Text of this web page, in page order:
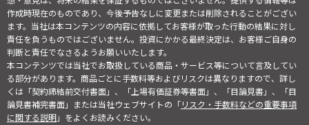
作成時現在のものであり、今後予告なしに変更または削除されることがござい
ます。当社は本コンテンツの内容に依拠してお客様が取った行動の結果に対し
責任を負うものではございません。投資にかかる最終決定は、お客様ご自身の
判断と責任でなさるようお願いいたします。
本コンテンツでは当社でお取扱している商品・サービス等について言及してい
る部分があります。商品ごとに手数料等およびリスクは異なりますので、詳し
くは「契約締結前交付書面」、「上場有価証券等書面」、「目論見書」、「目
論見書補完書面」または当社ウェブサイトの「リスク・手数料などの重要事項
に関する説明」をよくお読みください。